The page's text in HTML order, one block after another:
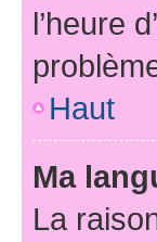
l’heure
Haut
Ma
La